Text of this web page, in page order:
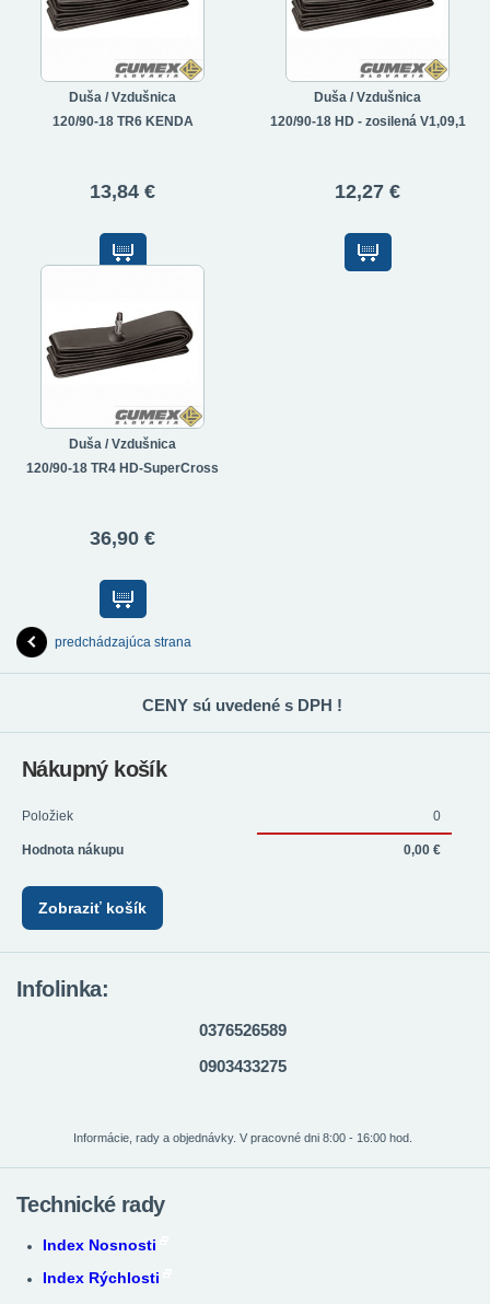
Duša / Vzdušnica
120/90-18 TR6 KENDA
13,84 €
Duša / Vzdušnica
120/90-18 HD - zosilená V1,09,1
12,27 €
Duša / Vzdušnica
120/90-18 TR4 HD-SuperCross
36,90 €
predchádzajúca strana
CENY sú uvedené s DPH !
Nákupný košík
Položiek 0
Hodnota nákupu 0,00 €
Zobraziť košík
Infolinka:
0376526589
0903433275
Informácie, rady a objednávky. V pracovné dni 8:00 - 16:00 hod.
Technické rady
Index Nosnosti
Index Rýchlosti